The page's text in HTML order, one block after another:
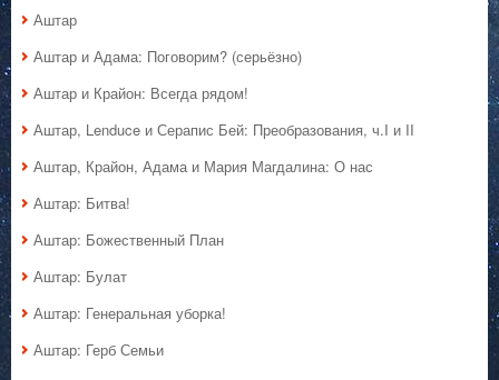
Аштар
Аштар и Адама: Поговорим? (серьёзно)
Аштар и Крайон: Всегда рядом!
Аштар, Lenduce и Серапис Бей: Преобразования, ч.I и II
Аштар, Крайон, Адама и Мария Магдалина: О нас
Аштар: Битва!
Аштар: Божественный План
Аштар: Булат
Аштар: Генеральная уборка!
Аштар: Герб Семьи